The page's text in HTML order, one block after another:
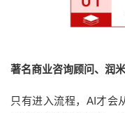
著名商业咨询顾问、润
只有进入流程，AI才会